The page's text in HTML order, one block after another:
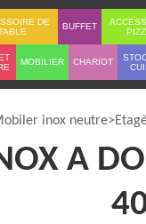
DE
BUFFET
MOBILIER CHARIOT
inox neutre
A